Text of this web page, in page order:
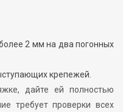
2 мм на два погонных
крепежей.
дайте ей полностью
требует проверки всех